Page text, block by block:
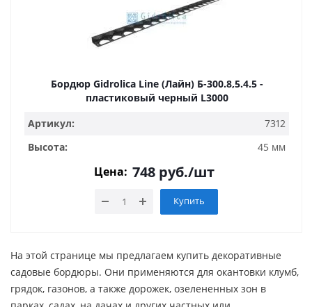
Бордюр Gidrolica Line (Лайн) Б-300.8,5.4.5 -
пластиковый черный L3000
Артикул:
7312
Высота:
45 мм
Цена: 748 руб./шт
Купить
На этой странице мы предлагаем купить декоративные
садовые бордюры. Они применяются для окантовки клумб,
грядок, газонов, а также дорожек, озелененных зон в